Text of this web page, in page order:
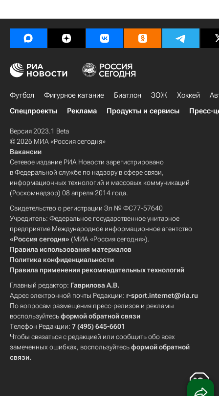
Футбол Фигурное катание Биатлон ЗОЖ Хоккей
Спецпроекты
Реклама Продукты и сервисы Пресс-
Версия 2023.1 Beta
© 2026 МИА «Россия сегодня»
Вакансии
Сетевое издание РИА Новости зарегистрировано
в Федеральной службе по надзору в сфере связи,
информационных технологий и массовых коммуникаций
(Роскомнадзор) 08 апреля 2014 года.
Свидетельство о регистрации Эл № ФС77-57640
Учредитель: Федеральное государственное унитарное
предприятие Международное информационное агентство
«Россия сегодня» (МИА «Россия сегодня»).
Правила использования материалов
Политика конфиденциальности
Правила применения рекомендательных технологий
Главный редактор: Гаврилова А.В.
Адрес электронной почты Редакции: r-sport.internet@ria.ru
По вопросам размещения пресс-релизов и рекламы
воспользуйтесьформой обратной связи
Телефон Редакции: 7 (495) 645-6601
Чтобы связаться с редакцией или сообщить обо всех
замеченных ошибках, воспользуйтесьформой обратной
связи.